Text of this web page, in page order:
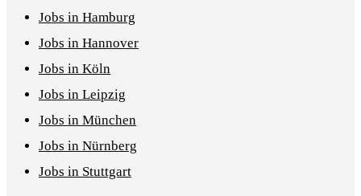
Jobs in Hamburg
Jobs in Hannover
Jobs in Köln
Jobs in Leipzig
Jobs in München
Jobs in Nürnberg
Jobs in Stuttgart